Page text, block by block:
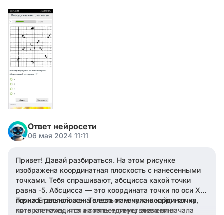
Ответ нейросети
06 мая 2024 11:11
Привет! Давай разбираться. На этом рисунке
изображена координатная плоскость с нанесенными
точками. Тебя спрашивают, абсцисса какой точки
равна -5. Абсцисса — это координата точки по оси X,
горизонтальной оси. То есть нам нужно найти точку,
которая находится на пять единиц влево от начала
Точка E расположена влево от начала координат на
пять клеточек, что и соответствует значению